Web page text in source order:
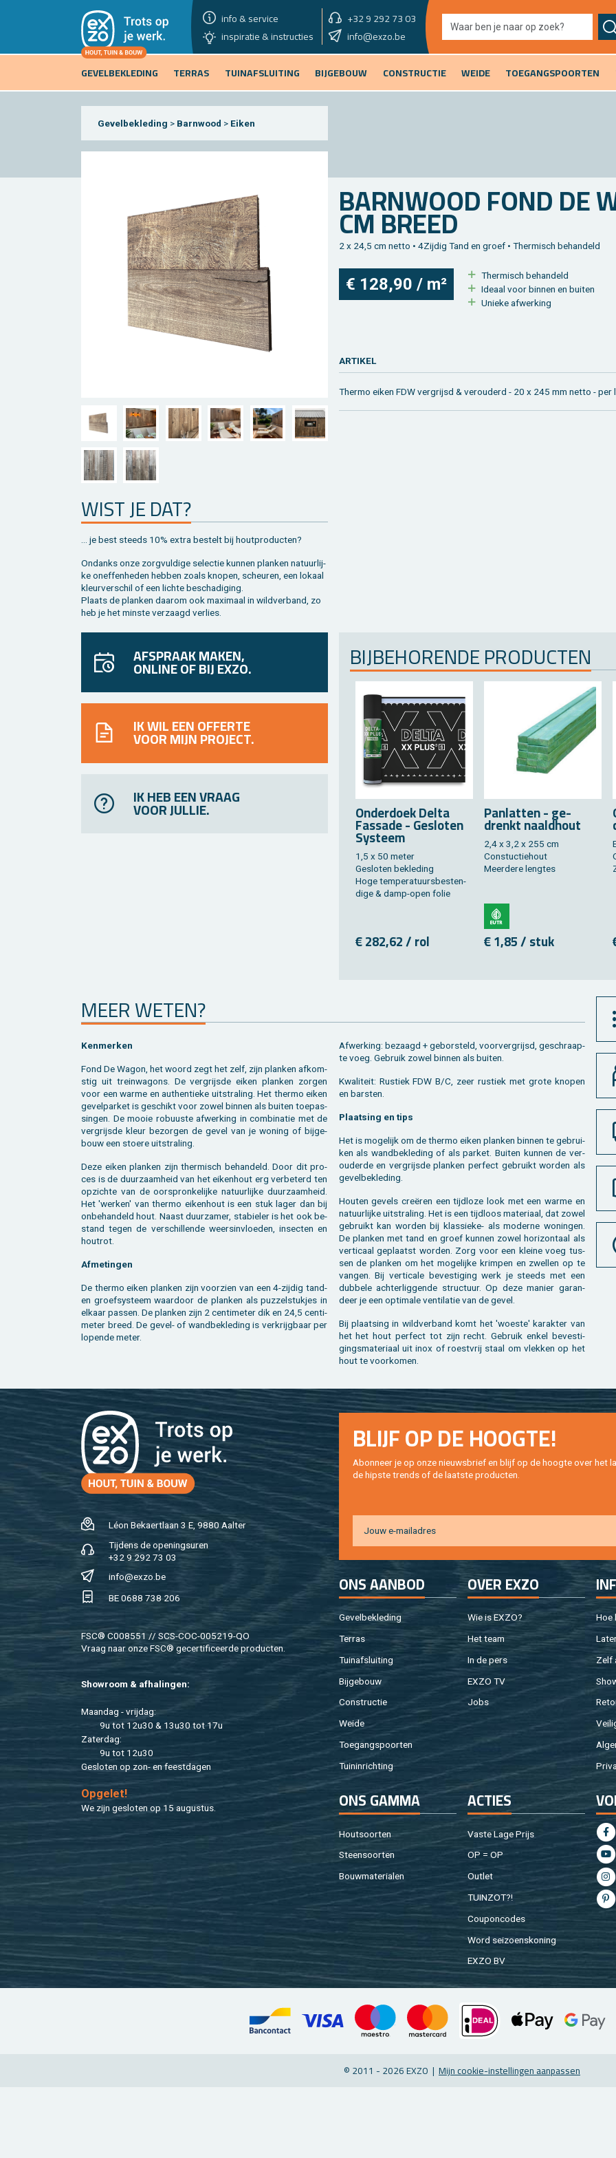
info & service +32 9 292 73 03
showroom vandaag
inspiratie & instructies
info@exzo.be 9u - 12u30
GEVELBEKLEDING
TERRAS TUINAFSLUITING BIJGEBOUW CONSTRUCTIE WEIDE TOEGANGSPOORTEN
Gevelbekleding > Barnwood > Eiken
WIST JE DAT?
... je best steeds 10% extra be­stelt bij hout­pro­duc­ten?
On­danks onze zorg­vul­di­ge se­lec­tie kun­nen plan­ken na­tuur­lij­
ke on­ef­fen­he­den heb­ben zoals kno­pen, scheu­ren, een lo­kaal
kleur­ver­schil of een lich­te be­scha­di­ging.
Plaats de plan­ken daar­om ook maxi­maal in wild­ver­band, zo
heb je het min­ste ver­zaagd ver­lies.
BARN­WOOD FOND DE
CM BREED
2 x 24,5 cm netto • 4Zij­dig Tand en groef • Ther­misch be­han­deld
€ 128,90 / m²
Ther­misch be­han­deld
Ide­aal voor bin­nen en bui­ten
Unie­ke af­wer­king
AR­TI­KEL
Ther­mo eiken FDW ver­grijsd & ver­ou­derd - 20 x 245 mm netto - per
AFSPRAAK MAKEN,
ONLINE OF BIJ EXZO.
IK WIL EEN OFFERTE
VOOR MIJN PROJECT.
IK HEB EEN VRAAG
VOOR JULLIE.
BIJ­BE­HO­REN­DE PRO­DUC­TEN
On­der­doek Delta
Fas­sa­de - Ge­slo­ten
Sys­teem
1,5 x 50 meter
Ge­slo­ten be­kle­ding
Hoge tem­pe­ra­tuurs­be­sten­
di­ge & damp-open folie
€ 282,62 / rol
Pan­lat­ten - ge­
drenkt naald­hout
2,4 x 3,2 x 255 cm
Constuc­tie­hout
Meer­de­re leng­tes
€ 1,85 / stuk
MEER WETEN?
Ken­mer­ken
Fond De Wagon, het woord zegt het zelf, zijn plan­ken af­kom­
stig uit trein­wa­gons. De ver­grijs­de eiken plan­ken zor­gen
voor een warme en au­then­tie­ke uit­stra­ling. Het ther­mo eiken
ge­vel­par­ket is ge­schikt voor zowel bin­nen als bui­ten toe­pas­
sin­gen. De mooie ro­buus­te af­wer­king in com­bi­na­tie met de
ver­grijs­de kleur be­zor­gen de gevel van je wo­ning of bij­ge­
bouw een stoe­re uit­stra­ling.
Deze eiken plan­ken zijn ther­misch be­han­deld. Door dit pro­
ces is de duur­zaam­heid van het ei­ken­hout erg ver­be­terd ten
op­zich­te van de oor­spron­ke­lij­ke na­tuur­lij­ke duur­zaam­heid.
Het 'wer­ken' van ther­mo ei­ken­hout is een stuk lager dan bij
on­be­han­deld hout. Naast duur­za­mer, sta­bie­ler is het ook be­
stand tegen de ver­schil­len­de weers­in­vloe­den, in­sec­ten en
hout­rot.
Af­me­tin­gen
De ther­mo eiken plan­ken zijn voor­zien van een 4-zij­dig tand-
en groef­sys­teem waar­door de plan­ken als puz­zel­stuk­jes in
el­kaar pas­sen. De plan­ken zijn 2 cen­ti­me­ter dik en 24,5 cen­ti­
me­ter breed. De gevel- of wand­be­kle­ding is ver­krijg­baar per
lo­pen­de meter.
Af­wer­king: be­zaagd + ge­bor­steld, voor­ver­grijsd, ge­schraap­
te voeg. Ge­bruik zowel bin­nen als bui­ten.
Kwa­li­teit: Rus­tiek FDW B/C, zeer rus­tiek met grote kno­pen
en bar­sten.
Plaat­sing en tips
Het is mo­ge­lijk om de ther­mo eiken plan­ken bin­nen te ge­brui­
ken als wand­be­kle­ding of als par­ket. Bui­ten kun­nen de ver­
ou­der­de en ver­grijs­de plan­ken per­fect ge­bruikt wor­den als
ge­vel­be­kle­ding.
Hou­ten ge­vels creëren een tijd­lo­ze look met een warme en
na­tuur­lij­ke uit­stra­ling. Het is een tijd­loos ma­te­ri­aal, dat zowel
ge­bruikt kan wor­den bij klas­sie­ke- als mo­der­ne wo­nin­gen.
De plan­ken met tand en groef kun­nen zowel ho­ri­zon­taal als
ver­ti­caal ge­plaatst wor­den. Zorg voor een klei­ne voeg tus­
sen de plan­ken om het mo­ge­lij­ke krim­pen en zwel­len op te
van­gen. Bij ver­ti­ca­le be­ves­ti­ging werk je steeds met een
dub­be­le ach­ter­lig­gen­de struc­tuur. Op deze ma­nier ga­ran­
deer je een op­ti­ma­le ven­ti­la­tie van de gevel.
Bij plaat­sing in wild­ver­band komt het 'woes­te' ka­rak­ter van
het het hout per­fect tot zijn recht. Ge­bruik enkel be­ves­ti­
gings­ma­te­ri­aal uit inox of roest­vrij staal om vlek­ken op het
hout te voor­ko­men.
Léon Be­kaert­laan 3 E, 9880 Aal­ter
Tij­dens de ope­nings­uren
+32 9 292 73 03
info@​exzo.​be
BE 0688 738 206
FSC® C008551 // SCS-COC-005219-QO
Vraag naar onze FSC® ge­cer­ti­fi­ceer­de pro­duc­ten.
Show­room & af­ha­lin­gen:
Maan­dag - vrij­dag:
9u tot 12u30 & 13u30 tot 17u
Za­ter­dag:
9u tot 12u30
Ge­slo­ten op zon- en feest­da­gen
Op­ge­let!
We zijn ge­slo­ten op 15 au­gus­tus.
BLIJF OP DE HOOG­TE!
Abon­neer je op onze nieuws­brief en blijf op de hoog­te over het
de hip­s­te trends of de laat­ste pro­duc­ten.
ONS AAN­BOD
Ge­vel­be­kle­ding
Ter­ras
Tuin­af­slui­ting
Bij­ge­bouw
Con­struc­tie
Weide
Toe­gangs­poor­ten
Tuin­in­rich­ting
OVER EXZO
Wie is EXZO?
Het team
In de pers
EXZO TV
Jobs
Hoe
Zelf
ONS GAMMA
Hout­soor­ten
Steen­soor­ten
Bouw­ma­te­ri­a­len
AC­TIES
Vaste Lage Prijs
OP = OP
Out­let
TUIN­ZOT?!
Cou­pon­co­des
Word sei­zoens­ko­ning
EXZO BV
© 2011 - 2026 EXZO | Mijn coo­kie-in­stel­lin­gen aan­pas­sen